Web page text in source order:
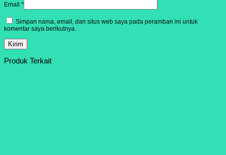
Email *
Simpan nama, email, dan situs web saya pada peramban ini untuk
komentar saya berikutnya.
Produk Terkait